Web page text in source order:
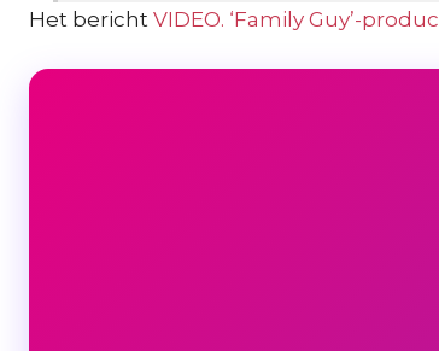
Het bericht VIDEO. ‘Family Guy’-